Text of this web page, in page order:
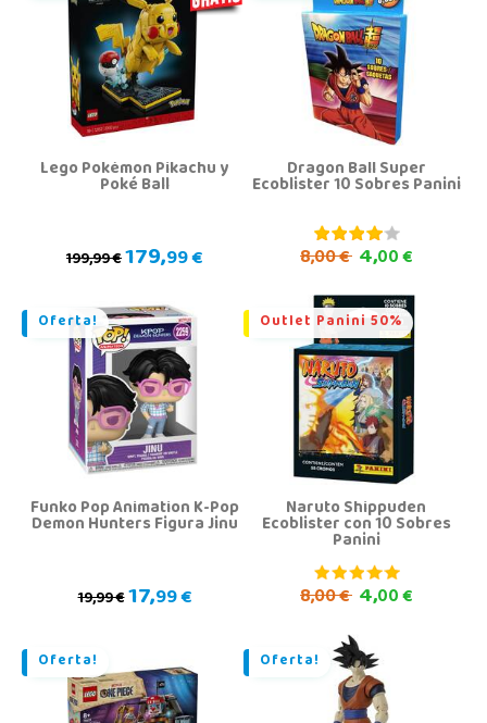
Lego Pokémon Pikachu y
Poké Ball
199,99 €179,99 €
Dragon Ball Super
Ecoblister 10 Sobres Panini
8,00 € 4,00 €
Oferta!
Funko Pop Animation K-Pop
Demon Hunters Figura Jinu
19,99 €17,99 €
Outlet Panini 50%
Naruto Shippuden
Ecoblister con 10 Sobres
Panini
8,00 € 4,00 €
Oferta! Oferta!